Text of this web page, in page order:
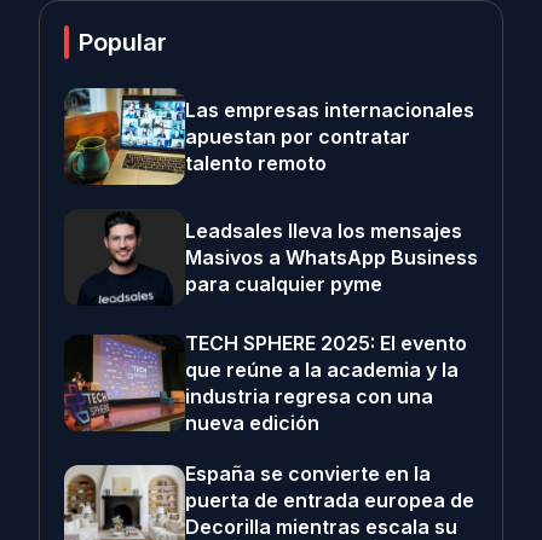
Popular
Las empresas internacionales
apuestan por contratar
talento remoto
Leadsales lleva los mensajes
Masivos a WhatsApp Business
para cualquier pyme
TECH SPHERE 2025: El evento
que reúne a la academia y la
industria regresa con una
nueva edición
España se convierte en la
puerta de entrada europea de
Decorilla mientras escala su